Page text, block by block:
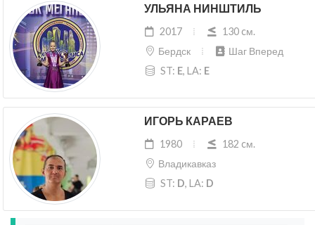
УЛЬЯНА НИНШТИЛЬ
2017
130 cм.
Бердск
Шаг Вперед
ST: E, LA: E
ИГОРЬ КАРАЕВ
1980
182 cм.
Владикавказ
ST: D, LA: D